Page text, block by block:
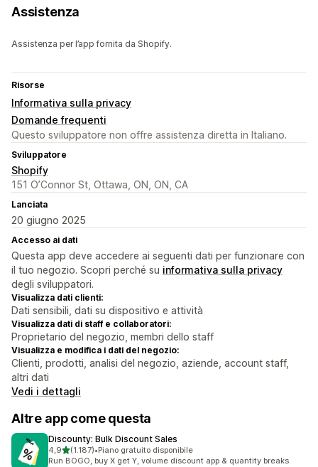
Assistenza
Assistenza per l’app fornita da Shopify.
Risorse
Informativa sulla privacy
Domande frequenti
Questo sviluppatore non offre assistenza diretta in Italiano.
Sviluppatore
Shopify
151 O’Connor St, Ottawa, ON, ON, CA
Lanciata
20 giugno 2025
Accesso ai dati
Questa app deve accedere ai seguenti dati per funzionare con
il tuo negozio. Scopri perché su informativa sulla privacy
degli sviluppatori.
Visualizza dati clienti:
Dati sensibili, dati su dispositivo e attività
Visualizza dati di staff e collaboratori:
Proprietario del negozio, membri dello staff
Visualizza e modifica i dati del negozio:
Clienti, prodotti, analisi del negozio, aziende, account staff,
altri dati
Vedi i dettagli
Altre app come questa
Discounty: Bulk Discount Sales
4,9stelle su 5
(1.187)
1187 recensioni totali
•Piano gratuito disponibile
Run BOGO, buy X get Y, volume discount app & quantity breaks